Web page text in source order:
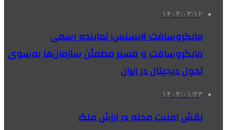
۱۴۰۴/۰۳/۱۲
مایکروسافت لایسنس؛ نماینده رسمی
مایکروسافت و مسیر مطمئن سازمان‌ها به‌سوی
تحول دیجیتال در ایران
۱۴۰۴/۰۱/۲۳
نقش امنیت محله در ارزش ملک